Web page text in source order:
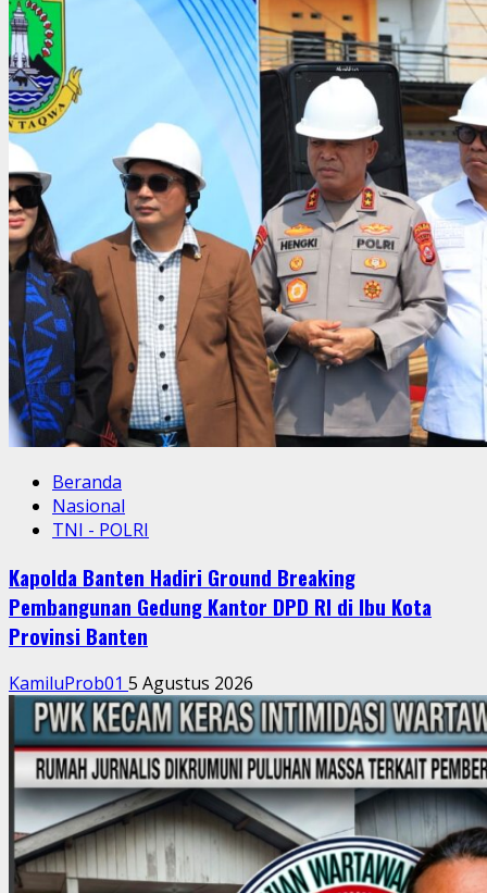
Beranda
Nasional
TNI - POLRI
Kapolda Banten Hadiri Ground Breaking
Pembangunan Gedung Kantor DPD RI di Ibu Kota
Provinsi Banten
KamiluProb01 5 Agustus 2026